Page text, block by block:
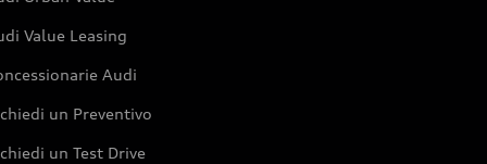
Value Leasing
Audi
un Preventivo
un Test Drive